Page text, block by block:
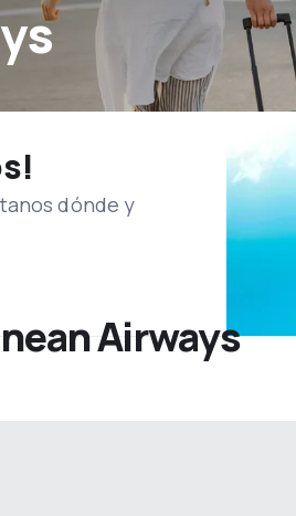
dónde y
Airways